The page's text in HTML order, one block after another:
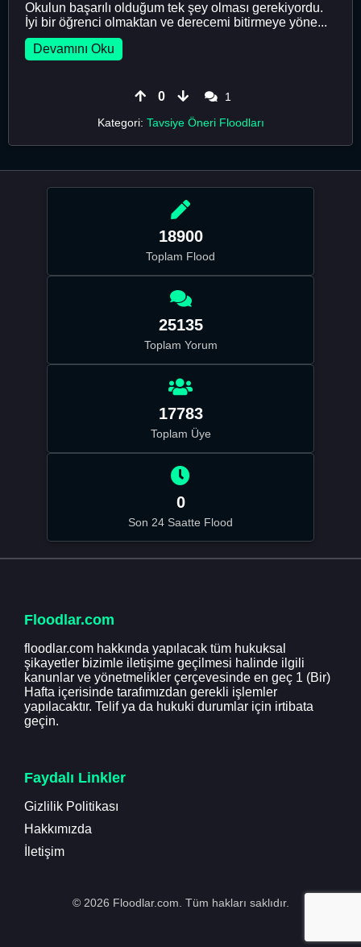
Okulun başarılı olduğum tek şey olması gerekiyordu.
İyi bir öğrenci olmaktan ve derecemi bitirmeye yöne...
Devamını Oku
0
1
Kategori: Tavsiye Öneri Floodları
18900
Toplam Flood
25135
Toplam Yorum
17783
Toplam Üye
0
Son 24 Saatte Flood
Floodlar.com
floodlar.com hakkında yapılacak tüm hukuksal
şikayetler bizimle iletişime geçilmesi halinde ilgili
kanunlar ve yönetmelikler çerçevesinde en geç 1 (Bir)
Hafta içerisinde tarafımızdan gerekli işlemler
yapılacaktır. Telif ya da hukuki durumlar için irtibata
geçin.
Faydalı Linkler
Gizlilik Politikası
Hakkımızda
İletişim
© 2026 Floodlar.com. Tüm hakları saklıdır.